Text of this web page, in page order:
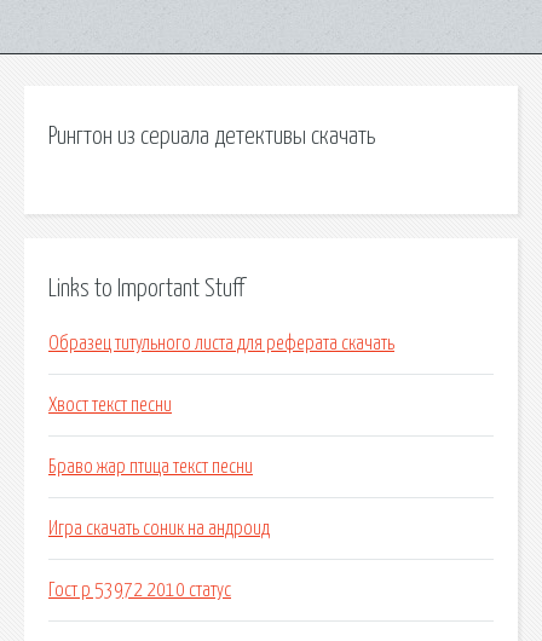
Рингтон из сериала детективы скачать
Links to Important Stuff
Образец титульного листа для реферата скачать
Хвост текст песни
Браво жар птица текст песни
Игра скачать соник на андроид
Гост р 53972 2010 статус